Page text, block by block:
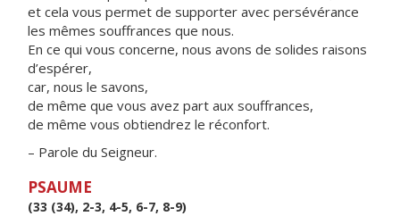
et cela vous permet de supporter avec persévérance
les mêmes souffrances que nous.
En ce qui vous concerne, nous avons de solides raisons
d’espérer,
car, nous le savons,
de même que vous avez part aux souffrances,
de même vous obtiendrez le réconfort.
– Parole du Seigneur.
PSAUME
(33 (34), 2-3, 4-5, 6-7, 8-9)